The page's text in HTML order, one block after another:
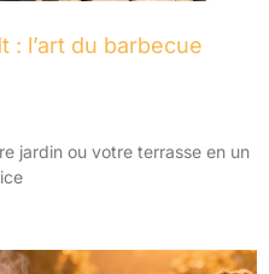
: l’art du barbecue
jardin ou votre terrasse en un